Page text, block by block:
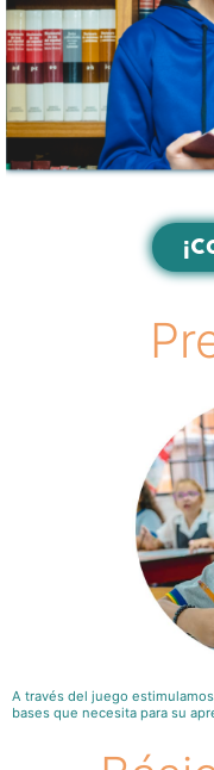
A través del juego
bases que necesita para su